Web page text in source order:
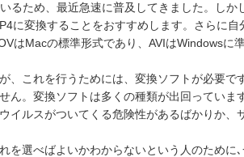
るため、最近急速に普及してきました。し
に変換することをおすすめします。さらに
はMacの標準形式であり、AVIはWindowsに準
、これを行うためには、変換ソフトが必要で
ん。変換ソフトは多くの種類が出回ってい
イルスがついてくる危険性があるばかりか、
を選べばよいかわからないという人のために